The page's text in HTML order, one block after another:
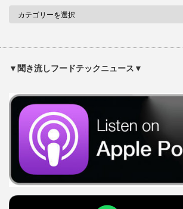
▼聞き流しフードテックニュース▼